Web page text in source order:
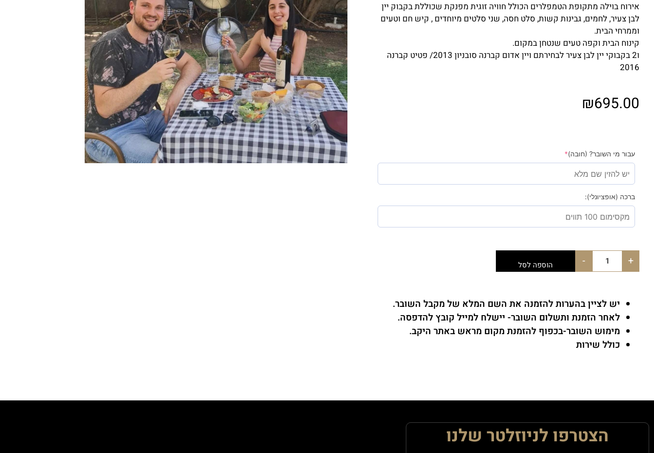
אירוח בוילה מתקופת הטמפלרים הכולל חוויה זוגית מפנקת שכוללת בקבוק יין
לבן צעיר, לחמים, גבינות קשות, סלט חסה, שני סלטים מיוחדים , קיש חם וטעים
וממרחי הבית.
קינוח הבית וקפה טעים שנטחן במקום.
ו2 בקבוקי יין לבן צעיר לבחירתם ויין אדום קברנה סובניון 2013/ פטיט קברנה
2016
₪695.00
עבור מי השובר? (חובה)*
ברכה (אופציונלי):
- + הוספה לסל
יש לציין בהערות להזמנה את השם המלא של מקבל השובר.
לאחר הזמנת ותשלום השובר- יישלח למייל קובץ להדפסה.
מימוש השובר-בכפוף להזמנת מקום מראש באתר היקב.
כולל שירות
הצטרפו לניוזלטר שלנו